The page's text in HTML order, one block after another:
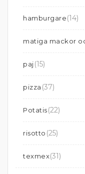
hamburgare(14)
matiga mackor
paj(15)
pizza (37)
Potatis(22)
risotto (25)
texmex(31)